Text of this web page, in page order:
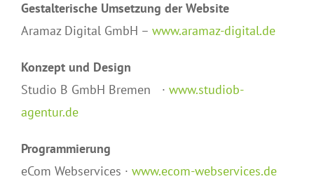
Gestalterische Umsetzung der Website
Aramaz Digital GmbH – www.aramaz-digital.de
Konzept und Design
Studio B GmbH Bremen · www.studiob-
agentur.de
Programmierung
eCom Webservices · www.ecom-webservices.de